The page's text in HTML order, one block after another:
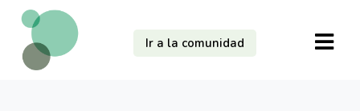
Ir a la comunidad